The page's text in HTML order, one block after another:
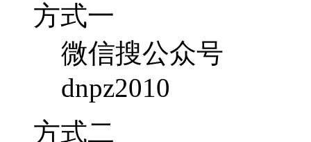
方式一
微信搜公众号
dnpz2010
方式二